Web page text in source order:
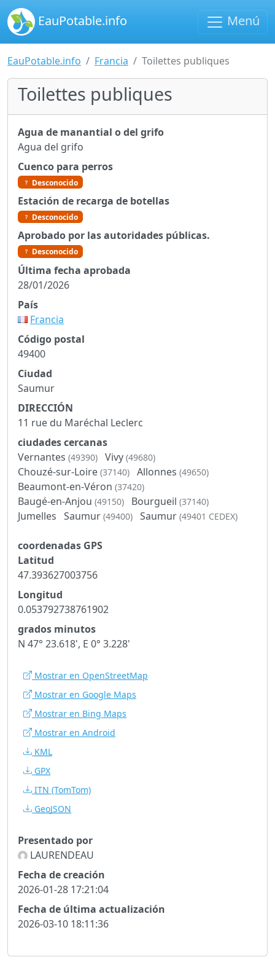
EauPotable.info Menú
EauPotable.info Francia Toilettes publiques
Toilettes publiques
Agua de manantial o del grifo
Agua del grifo
Cuenco para perros
Desconocido
Estación de recarga de botellas
Desconocido
Aprobado por las autoridades públicas.
Desconocido
Última fecha aprobada
28/01/2026
País
Francia
Código postal
49400
Ciudad
Saumur
DIRECCIÓN
11 rue du Maréchal Leclerc
ciudades cercanas
Vernantes (49390) Vivy (49680)
Chouzé-sur-Loire (37140) Allonnes (49650)
Beaumont-en-Véron (37420)
Baugé-en-Anjou (49150) Bourgueil (37140)
Jumelles Saumur (49400) Saumur (49401 CEDEX)
coordenadas GPS
Latitud
47.393627003756
Longitud
0.053792738761902
grados minutos
N 47° 23.618', E 0° 3.228'
Mostrar en OpenStreetMap
Mostrar en Google Maps
Mostrar en Bing Maps
Mostrar en Android
KML
GPX
ITN (TomTom)
GeoJSON
Presentado por
LAURENDEAU
Fecha de creación
2026-01-28 17:21:04
Fecha de última actualización
2026-03-10 18:11:36